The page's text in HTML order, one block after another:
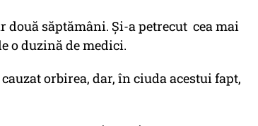
două săptămâni. Şi-a petrecut cea mai
o duzină de medici.
orbirea, dar, în ciuda acestui fapt,